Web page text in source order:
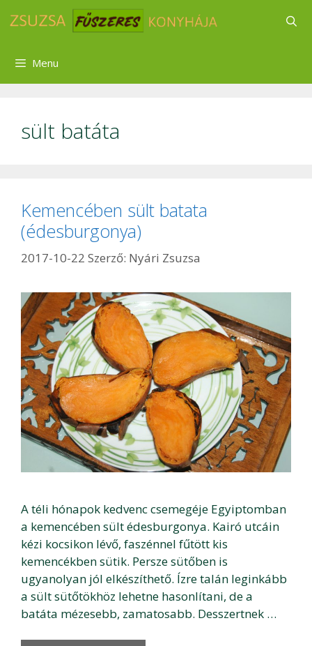
Menu
sült batáta
Kemencében sült batata
(édesburgonya)
2017-10-22 Szerző: Nyári Zsuzsa
A téli hónapok kedvenc csemegéje Egyiptomban
a kemencében sült édesburgonya. Kairó utcáin
kézi kocsikon lévő, faszénnel fűtött kis
kemencékben sütik. Persze sütőben is
ugyanolyan jól elkészíthető. Ízre talán leginkább
a sült sütőtökhöz lehetne hasonlítani, de a
batáta mézesebb, zamatosabb. Desszertnek …